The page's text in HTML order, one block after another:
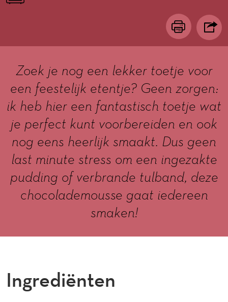
Zoek je nog een lekker toetje voor
een feestelijk etentje? Geen zorgen:
ik heb hier een fantastisch toetje wat
je perfect kunt voorbereiden en ook
nog eens heerlijk smaakt. Dus geen
last minute stress om een ingezakte
pudding of verbrande tulband, deze
chocolademousse gaat iedereen
smaken!
Ingrediënten